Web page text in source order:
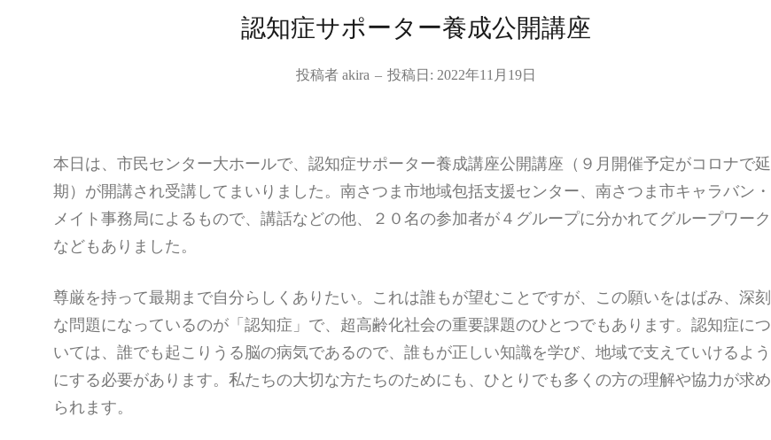
認知症サポーター養成公開講座
投稿者akira – 投稿日: 2022年11月19日
本日は、市民センター大ホールで、認知症サポーター養成講座公開講座（９月開催予定がコロナで延
期）が開講され受講してまいりました。南さつま市地域包括支援センター、南さつま市キャラバン・
メイト事務局によるもので、講話などの他、２０名の参加者が４グループに分かれてグループワーク
などもありました。
尊厳を持って最期まで自分らしくありたい。これは誰もが望むことですが、この願いをはばみ、深刻
な問題になっているのが「認知症」で、超高齢化社会の重要課題のひとつでもあります。認知症につ
いては、誰でも起こりうる脳の病気であるので、誰もが正しい知識を学び、地域で支えていけるよう
にする必要があります。私たちの大切な方たちのためにも、ひとりでも多くの方の理解や協力が求め
られます。